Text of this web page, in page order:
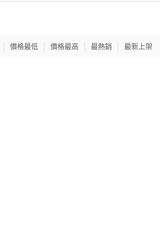
價格最低 價格最高 最熱銷 最新上架